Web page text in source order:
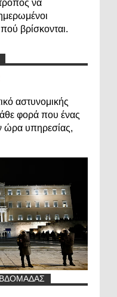
να
βρίσκονται.
αστυνομικής
φορά που ένας
ώρα υπηρεσίας,